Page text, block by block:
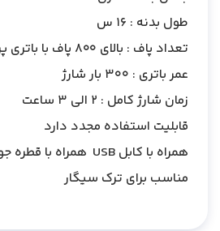
طول بدنه : 16 س
تعداد پاف : بالای 800 پاف با باتری پر
عمر باتری : 300 بار شارژ
زمان شارژ کامل : 2 الی 3 ساعت
قابلیت استفاده مجدد دارد
همراه با کابل USB همراه با قطره جویس اشانتیون
مناسب برای ترک سیگار